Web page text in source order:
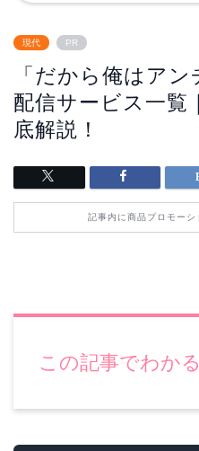
現代 PR
「だから俺はア
配信サービス一覧
底解説！
記事内に商品プロモー
この記事でわか